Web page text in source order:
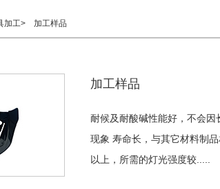
加工> 加工样品
加工样品
耐候及耐酸碱性能好，不会
现象 寿命长，与其它材料制
以上，所需的灯光强度较.....